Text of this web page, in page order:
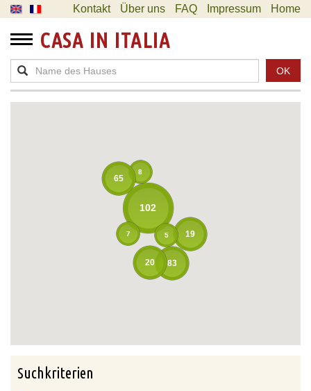
Kontakt Über uns FAQ Impressum Home
CASA IN ITALIA
OK
102
83
8
65
20
19
5
7
Suchkriterien